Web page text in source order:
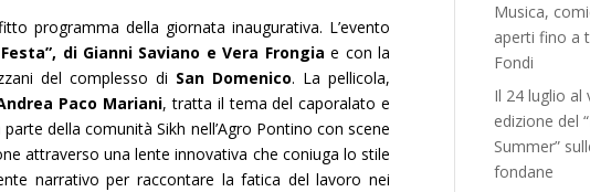
programma della giornata inaugurativa. L’evento
di Gianni Saviano e Vera Frongia e con la
del complesso di San Domenico. La pellicola,
Paco Mariani, tratta il tema del caporalato e
della comunità Sikh nell’Agro Pontino con scene
attraverso una lente innovativa che coniuga lo stile
narrativo per raccontare la fatica del lavoro nei
Musica,
aperti fino a
Fondi
Il 24 luglio al
edizione del
Summer”
fondane